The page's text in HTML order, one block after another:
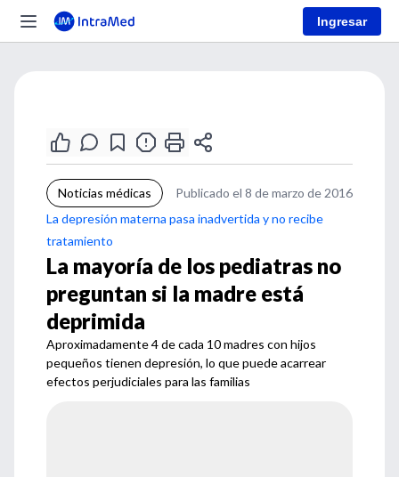
Ingresar
Noticias médicas
Publicado el 8 de marzo de 2016
La depresión materna pasa inadvertida y no recibe
tratamiento
La mayoría de los pediatras no
preguntan si la madre está
deprimida
Aproximadamente 4 de cada 10 madres con hijos
pequeños tienen depresión, lo que puede acarrear
efectos perjudiciales para las familias